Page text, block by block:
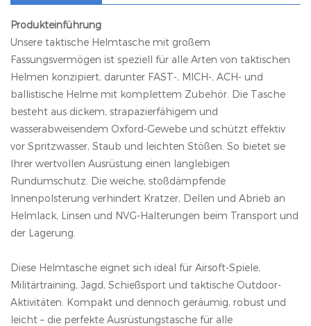
Produkteinführung
Unsere taktische Helmtasche mit großem
Fassungsvermögen ist speziell für alle Arten von taktischen
Helmen konzipiert, darunter FAST-, MICH-, ACH- und
ballistische Helme mit komplettem Zubehör. Die Tasche
besteht aus dickem, strapazierfähigem und
wasserabweisendem Oxford-Gewebe und schützt effektiv
vor Spritzwasser, Staub und leichten Stößen. So bietet sie
Ihrer wertvollen Ausrüstung einen langlebigen
Rundumschutz. Die weiche, stoßdämpfende
Innenpolsterung verhindert Kratzer, Dellen und Abrieb an
Helmlack, Linsen und NVG-Halterungen beim Transport und
der Lagerung.
Diese Helmtasche eignet sich ideal für Airsoft-Spiele,
Militärtraining, Jagd, Schießsport und taktische Outdoor-
Aktivitäten. Kompakt und dennoch geräumig, robust und
leicht – die perfekte Ausrüstungstasche für alle